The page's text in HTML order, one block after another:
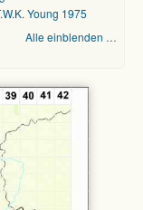
Young 1975
Alle einblenden …